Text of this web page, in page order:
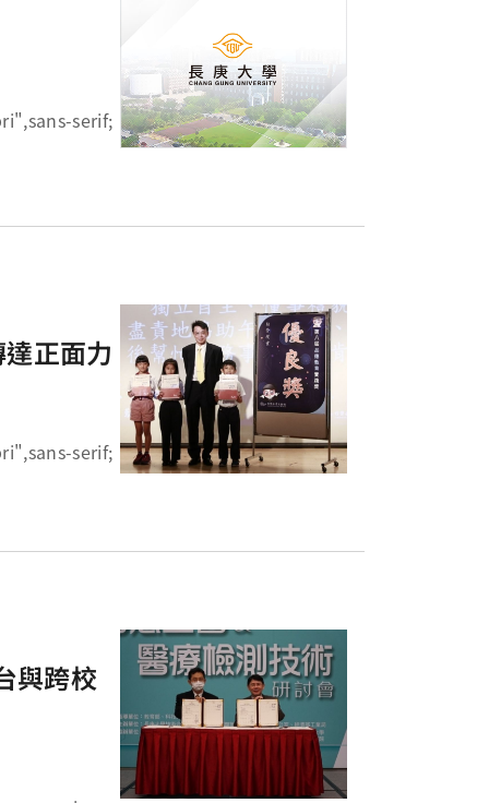
正面力
與跨校